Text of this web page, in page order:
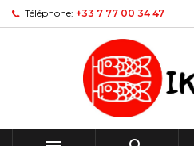
Téléphone: +33 7 77 00 34 47